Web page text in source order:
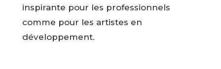
inspirante pour les professionnels
comme pour les artistes en
développement.